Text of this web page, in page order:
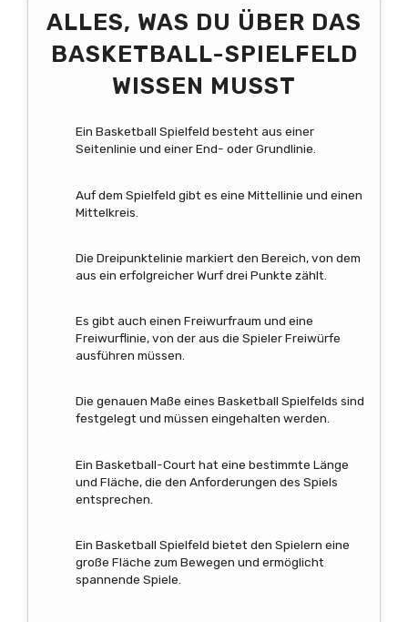
ALLES, WAS DU ÜBER DAS
BASKETBALL-SPIELFELD
WISSEN MUSST
Ein Basketball Spielfeld besteht aus einer
Seitenlinie und einer End- oder Grundlinie.
Auf dem Spielfeld gibt es eine Mittellinie und einen
Mittelkreis.
Die Dreipunktelinie markiert den Bereich, von dem
aus ein erfolgreicher Wurf drei Punkte zählt.
Es gibt auch einen Freiwurfraum und eine
Freiwurflinie, von der aus die Spieler Freiwürfe
ausführen müssen.
Die genauen Maße eines Basketball Spielfelds sind
festgelegt und müssen eingehalten werden.
Ein Basketball-Court hat eine bestimmte Länge
und Fläche, die den Anforderungen des Spiels
entsprechen.
Ein Basketball Spielfeld bietet den Spielern eine
große Fläche zum Bewegen und ermöglicht
spannende Spiele.